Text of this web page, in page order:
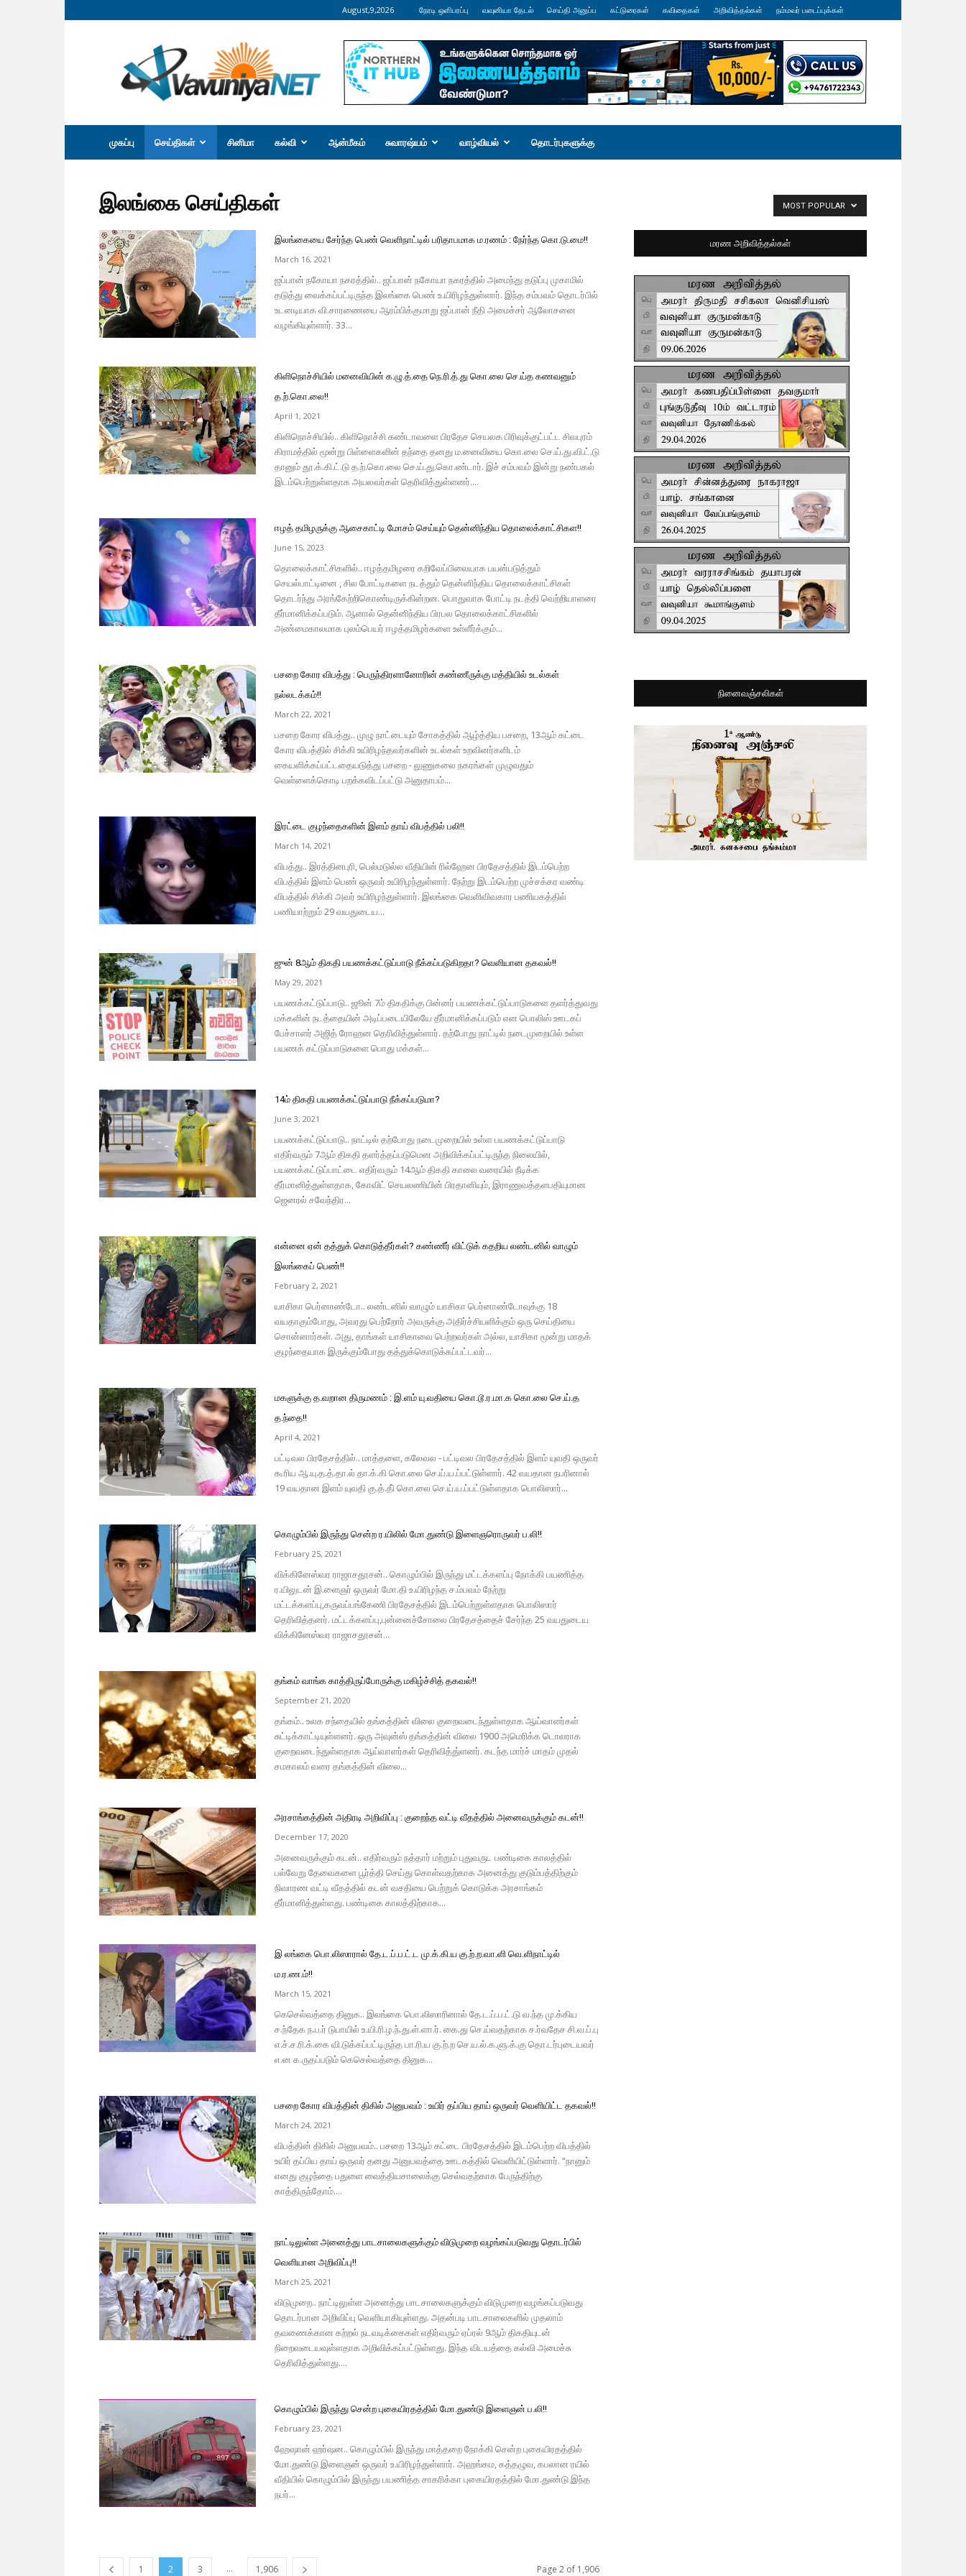
August,9,2026 நேரடி ஒளிபரப்பு வவுனியா தேடல் செய்தி அனுப்ப கட்டுரைகள் கவிதைகள் அறிவித்தல்கள் நம்மவர் படைப்புக்கள்
வவுனியா
நெற்
முகப்பு செய்திகள் சினிமா கல்வி ஆன்மீகம் சுவாரஷ்யம் வாழ்வியல் தொடர்புகளுக்கு
இலங்கை செய்திகள் MOST POPULAR
இலங்கையை சேர்ந்த பெண் வெளிநாட்டில் பரிதாபமாக ம.ரணம் : நேர்ந்த கொ.டு.மை!!
March 16, 2021
ஜப்பான் நகோயா நகரத்தில்.. ஜப்பான் நகோயா நகரத்தில் அமைந்து தடுப்பு முகாமில்
தடுத்து வைக்கப்பட்டிருந்த இலங்கை பெண் உ.யிரிழந்துள்ளார். இந்த சம்பவம் தொடர்பில்
உடனடியாக வி.சாரணையை ஆரம்பிக்குமாறு ஜப்பான் நீதி அமைச்சர் ஆலோசனை
வழங்கியுள்ளார். 33...
கிளிநொச்சியில் மனைவியின் க.ழு.த்.தை நெ.ரி.த்.து கொ.லை செ.ய்த கணவனும்
த.ற்.கொ.லை!!
April 1, 2021
கிளிநொச்சியில்.. கிளிநொச்சி கண்டாவளை பிரதேச செயலக பிரிவுக்குட்பட்ட சிவபுரம்
கிராமத்தில் மூன்று பிள்ளைகளின் தந்தை தனது ம.னைவியை கொ.லை செ.ய்.து.வி.ட்.டு
தானும் தூ.க்.கி.ட்.டு த.ற்.கொ.லை செ.ய்.து.கொ.ண்டார். இச் சம்பவம் இன்று நண்பகல்
இடம்பெற்றுள்ளதாக அயலவர்கள் தெரிவித்துள்ளனர்....
ஈழத் தமிழருக்கு ஆசைகாட்டி மோசம் செய்யும் தென்னிந்திய தொலைக்காட்சிகள!!
June 15, 2023
தொலைக்காட்சிகளில்.. ஈழத்தமிழரை கறிவேப்பிலையாக பயன்படுத்தும்
செயல்பாட்டினை , சில போட்டிகளை நடத்தும் தென்னிந்திய தொலைக்காட்சிகள்
தொடர்ந்து அரங்கேற்றிகொண்டிருக்கின்றன. பொதுவாக போட்டி நடத்தி வெற்றியாளரை
தீர்மானிக்கப்படும். ஆனால் தென்னிந்திய பிரபல தொலைக்காட்சிகளில்
அண்மைகாலமாக புலம்பெயர் ஈழத்தமிழர்களை உள்ளீர்க்கும்...
பசறை கோர விபத்து : பெருந்திரளானோரின் கண்ணீருக்கு மத்தியில் உடல்கள்
நல்லடக்கம்!!
March 22, 2021
பசறை கோர விபத்து.. முழு நாட்டையும் சோகத்தில் ஆழ்த்திய பசறை, 13ஆம் கட்டை
கோர விபத்தில் சிக்கி உயிரிழந்தவர்களின் உடல்கள் உறவினர்களிடம்
கையளிக்கப்பட்டதையடுத்து பசறை - லுணுகலை நகரங்கள் முழுவதும்
வெள்ளைக்கொடி பறக்கவிடப்பட்டு அனுதாபம்...
இரட்டை குழந்தைகளின் இளம் தாய் விபத்தில் பலி!!
March 14, 2021
விபத்து.. இரத்தினபுரி, பெல்மடுல்ல வீதியின் ரில்ஹேன பிரதேசத்தில் இடம்பெற்ற
விபத்தில் இளம் பெண் ஒருவர் உயிரிழந்துள்ளார். நேற்று இடம்பெற்ற முச்சக்கர வண்டி
விபத்தில் சிக்கி அவர் உயிரிழந்துள்ளார். இலங்கை வெளிவிவகார பணியகத்தில்
பணியாற்றும் 29 வயதுடைய...
ஜுன் 8ஆம் திகதி பயணக்கட்டுப்பாடு நீக்கப்படுகிறதா? வெளியான தகவல்!!
May 29, 2021
பயணக்கட்டுப்பாடு.. ஜூன் 7ம் திகதிக்கு பின்னர் பயணக்கட்டுப்பாடுகளை தளர்த்துவது
மக்களின் நடத்தையின் அடிப்படையிலேயே தீர்மானிக்கப்படும் என பொலிஸ் ஊடகப்
பேச்சாளர் அஜித் ரோஹன தெரிவித்துள்ளார். தற்போது நாட்டில் நடைமுறையில் உள்ள
பயணக் கட்டுப்பாடுகளை பொது மக்கள்...
14ம் திகதி பயணக்கட்டுப்பாடு நீக்கப்படுமா?
June 3, 2021
பயணக்கட்டுப்பாடு.. நாட்டில் தற்போது நடைமுறையில் உள்ள பயணக்கட்டுப்பாடு
எதிர்வரும் 7ஆம் திகதி தளர்த்தப்படுமென அறிவிக்கப்பட்டிருந்த நிலையில்,
பயணக்கட்டுப்பாட்டை எதிர்வரும் 14ஆம் திகதி காலை வரையில் நீடிக்க
தீர்மானித்துள்ளதாக, கோவிட் செயலணியின் பிரதானியும், இராணுவத்தளபதியுமான
ஜெனரல் சவேந்திர...
என்னை ஏன் தத்துக் கொடுத்தீர்கள்? கண்ணீர் விட்டுக் கதறிய லண்டனில் வாழும்
இலங்கைப் பெண்!!
February 2, 2021
யாசிகா பெர்னாண்டோ.. லண்டனில் வாழும் யாசிகா பெர்னாண்டோவுக்கு 18
வயதாகும்போது, அவரது பெற்றோர் அவருக்கு அதிர்ச்சியளிக்கும் ஒரு செய்தியை
சொன்னார்கள். அது, தாங்கள் யாசிகாவை பெற்றவர்கள் அல்ல, யாசிகா மூன்று மாதக்
குழந்தையாக இருக்கும்போது தத்துக்கொடுக்கப்பட்டவர்...
மகளுக்கு த.வறான திருமணம் : இ.ளம் யு.வதியை கொ.டூ.ர.மா.க கொ.லை செ.ய்.த
த.ந்தை!!
April 4, 2021
பட்டிவல பிரதேசத்தில்.. மாத்தளை, கலேவல - பட்டிவல பிரதேசத்தில் இளம் யுவதி ஒருவர்
கூரிய ஆ.யு.த.த்.தா.ல் தா.க்.கி கொ.லை செ.ய்.ய.ப்பட்டுள்ளார். 42 வயதான நபரினால்
19 வயதான இளம் யுவதி கு.த்.தி் கொ.லை செ.ய்.ய.ப்பட்டுள்ளதாக பொலிஸார்...
கொழும்பில் இருந்து சென்ற ர.யிலில் மோ.துண்டு இளைஞரொருவர் ப.லி!!
February 25, 2021
விக்கினேஸ்வர ராஜாசதூசன்.. கொழும்பில் இருந்து மட்டக்களப்பு நோக்கி பயணித்த
ர.யிலுடன் இ.ளைஞர் ஒருவர் மோ.தி உ.யிரிழந்த ச.ம்பவம் நேற்று
மட்டக்களப்பு,கருவப்பங்கேணி பிரதேசத்தில் இடம்பெற்றுள்ளதாக பொலிஸார்
தெரிவித்தனர். மட்டக்களப்பு,புன்னைச்சோலை பிரதேசத்தைச் சேர்ந்த 25 வயதுடைய
விக்கினேஸ்வர ராஜாசதூசன்...
தங்கம் வாங்க காத்திருப்போருக்கு மகிழ்ச்சித் தகவல்!!
September 21, 2020
தங்கம்.. உலக சந்தையில் தங்கத்தின் விலை குறைவடைந்துள்ளதாக ஆய்வாளர்கள்
சுட்டிக்காட்டியுள்ளனர். ஒரு அவுன்ஸ் தங்கத்தின் விலை 1900 அமெரிக்க டொலராக
குறைவடைந்துள்ளதாக ஆய்வாளர்கள் தெரிவித்து்ளனர். கடந்த மார்ச் மாதம் முதல்
சமகாலம் வரை தங்கத்தின் விலை...
அரசாங்கத்தின் அதிரடி அறிவிப்பு : குறைந்த வட்டி வீதத்தில் அனைவருக்கும் கடன்!!
December 17, 2020
அனைவருக்கும் கடன்.. எதிர்வரும் நத்தார் மற்றும் புதுவருட பண்டிகை காலத்தில்
பல்வேறு தேவைகளை பூர்த்தி செய்து கொள்வதற்காக அனைத்து குடும்பத்திற்கும்
நிவாரண வட்டி வீதத்தில் கடன் வசதியை பெற்றுக் கொடுக்க அரசாங்கம்
தீர்மானித்துள்ளது. பண்டிகை காலத்திற்காக...
இ லங்கை பொ.லிஸாரால் தே.ட.ப்.ப.ட்.ட மு.க்.கி.ய கு.ற்.ற.வா.ளி வெ.ளிநாட்டில்
ம.ர.ண.ம்!!
March 15, 2021
கெசெல்வத்தை தினுக.. இலங்கை பொ.லிஸாரினால் தே.ட.ப்.ப.ட்.டு வ.ந்த மு.க்கிய
ச.ந்தேக ந.ப.ர் டுபாயில் உ.யி.ரி.ழ.ந்.து.ள்.ளா.ர். கை.து செ.ய்வதற்காக ச.ர்வதேச சி.வ.ப்.பு
எ.ச்.ச.ரி.க்.கை வி.டுக்கப்பட்டிருந்த பா.ரி.ய கு.ற்.ற செ.ய.ல்.க.ளு.க்.கு தொ.டர்புடையவர்
எ.ன க.ருதப்படும் கெசெல்வத்தை தினுக...
பசறை கோர விபத்தின் திகில் அனுபவம் : உயிர் தப்பிய தாய் ஒருவர் வெளியிட்ட தகவல்!!
March 24, 2021
விபத்தின் திகில் அனுபவம்.. பசறை 13ஆம் கட்டை பிரதேசத்தில் இடம்பெற்ற விபத்தில்
உயிர் தப்பிய தாய் ஒருவர் தனது அனுபவத்தை ஊடகத்தில் வெளியிட்டுள்ளார். “நானும்
எனது குழந்தை பதுளை வைத்தியசாலைக்கு செல்வதற்காக பேருந்திற்கு
காத்திருந்தோம்....
நாட்டிலுள்ள அனைத்து பாடசாலைகளுக்கும் விடுமுறை வழங்கப்படுவது தொடர்பில்
வெளியான அறிவிப்பு!!
March 25, 2021
விடுமுறை.. நாட்டிலுள்ள அனைத்து பாடசாலைகளுக்கும் விடுமுறை வழங்கப்படுவது
தொடர்பான அறிவிப்பு வெளியாகியுள்ளது. அதன்படி பாடசாலைகளில் முதலாம்
தவணைக்கான கற்றல் நடவடிக்கைகள் எதிர்வரும் ஏப்ரல் 9ஆம் திகதியுடன்
நிறைவடையவுள்ளதாக அறிவிக்கப்பட்டுள்ளது. இந்த விடயத்தை கல்வி அமைச்சு
தெரிவித்துள்ளது....
கொழும்பில் இருந்து சென்ற புகையிரதத்தில் மோ.துண்டு இளைஞன் ப.லி!!
February 23, 2021
ஹேஷான் ஹர்ஷன.. கொழும்பில் இருந்து மாத்தறை நோக்கி சென்ற புகையிரதத்தில்
மோ.துண்டு இளைஞன் ஒருவர் உ.யிரிழந்துள்ளார். அஹங்கம, கத்தழுவ, கபலான ரயில்
வீதியில் கொழும்பில் இருந்து பயணித்த சாகரிக்கா புகையிரதத்தில் மோ.துண்டு இந்த
நபர்...
1 2 3 ... 1,906 Page 2 of 1,906
மரண அறிவித்தல்கள்
நினைவஞ்சலிகள்